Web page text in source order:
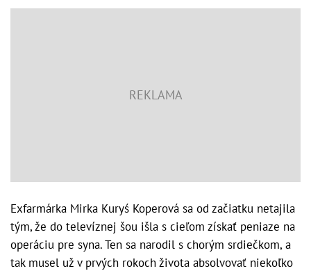
Exfarmárka Mirka Kuryś Koperová sa od začiatku netajila
tým, že do televíznej šou išla s cieľom získať peniaze na
operáciu pre syna. Ten sa narodil s chorým srdiečkom, a
tak musel už v prvých rokoch života absolvovať niekoľko